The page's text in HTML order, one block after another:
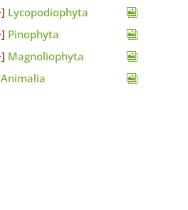
Lycopodiophyta
Pinophyta
Magnoliophyta
Animalia